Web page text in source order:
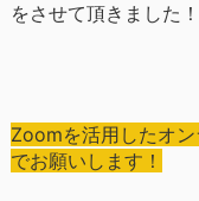
をさせて頂きました！
Zoomを活用したオ
でお願いします！